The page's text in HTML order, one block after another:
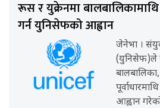
रूस र युक्रेनमा
गर्न युनिसेफको आह्वान
जेनेभा ।
(युनिसेफ)ले
आह्वान